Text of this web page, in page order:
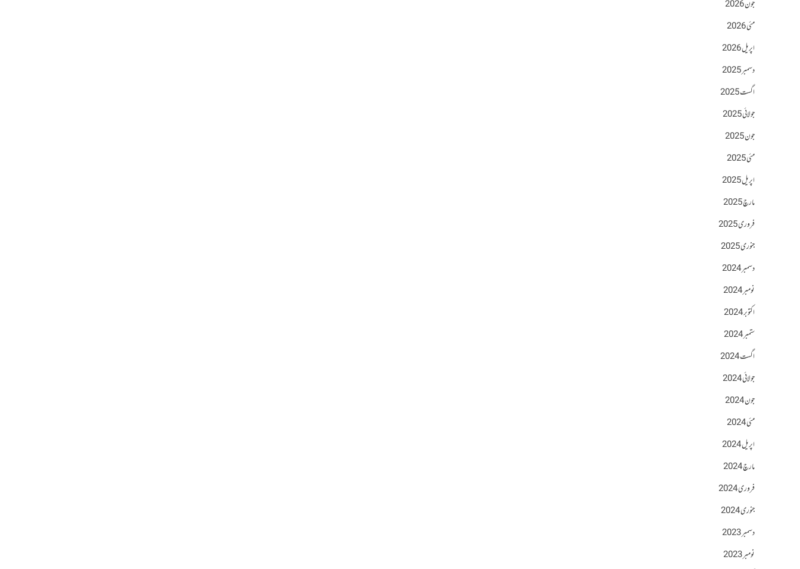
جون 2026
مئی 2026
اپریل 2026
دسمبر 2025
اگست 2025
جولائی 2025
جون 2025
مئی 2025
اپریل 2025
مارچ 2025
فروری 2025
جنوری 2025
دسمبر 2024
نومبر 2024
اکتوبر 2024
ستمبر 2024
اگست 2024
جولائی 2024
جون 2024
مئی 2024
اپریل 2024
مارچ 2024
فروری 2024
جنوری 2024
دسمبر 2023
نومبر 2023